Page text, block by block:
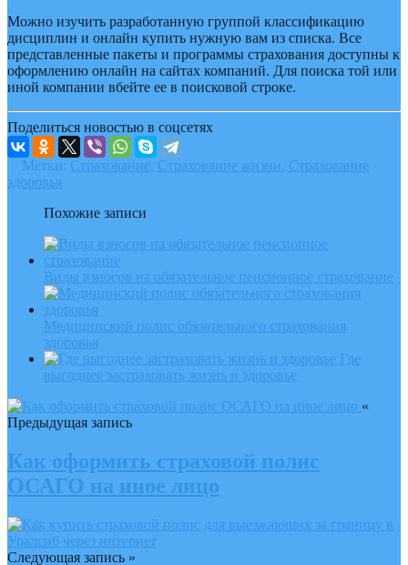
Можно изучить разработанную группой классификацию
дисциплин и онлайн купить нужную вам из списка. Все
представленные пакеты и программы страхования доступны к
оформлению онлайн на сайтах компаний. Для поиска той или
иной компании вбейте ее в поисковой строке.
Поделиться новостью в соцсетях
Метки: Страхование, Страхование жизни, Страхование
здоровья
Похожие записи
Виды взносов на обязательное пенсионное страхование
Медицинский полис обязательного страхования
здоровья
Где
выгоднее застраховать жизнь и здоровье
«
Предыдущая запись
Как оформить страховой полис
ОСАГО на иное лицо
Следующая запись »